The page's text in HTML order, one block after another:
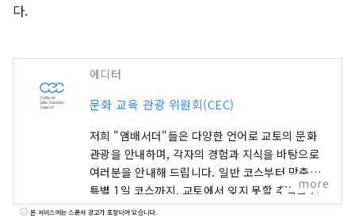
다.
에디터
문화 교육 관광 위원회(CEC)
저희 "앰배서더"들은 다양한 언어로 교토의 문화
관광을 안내하며, 각자의 경험과 지식을 바탕으로
여러분을 안내해 드립니다. 일반 코스부터 맞춤형
특별 1일 코스까지, 교토에서 잊지 못할 추억을 만
들 수 있도록 모든 요청을 수용합니다. 신사, 사찰,
more
본 서비스에는 스폰서 광고가 포함되어 있습니다.